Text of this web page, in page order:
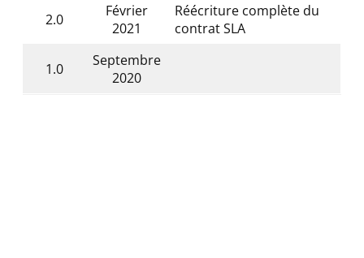
2.0
Février
2021
Réécriture complète du
contrat SLA
1.0
Septembre
2020